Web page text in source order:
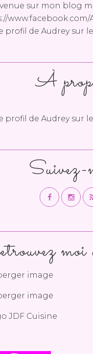
sur mon blog
profil de Audreysur
Suivez-
À
profil de Audreysur
moi